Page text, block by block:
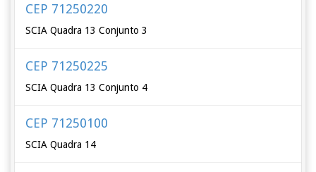
CEP 71250220
SCIA Quadra 13 Conjunto 3
CEP 71250225
SCIA Quadra 13 Conjunto 4
CEP 71250100
SCIA Quadra 14